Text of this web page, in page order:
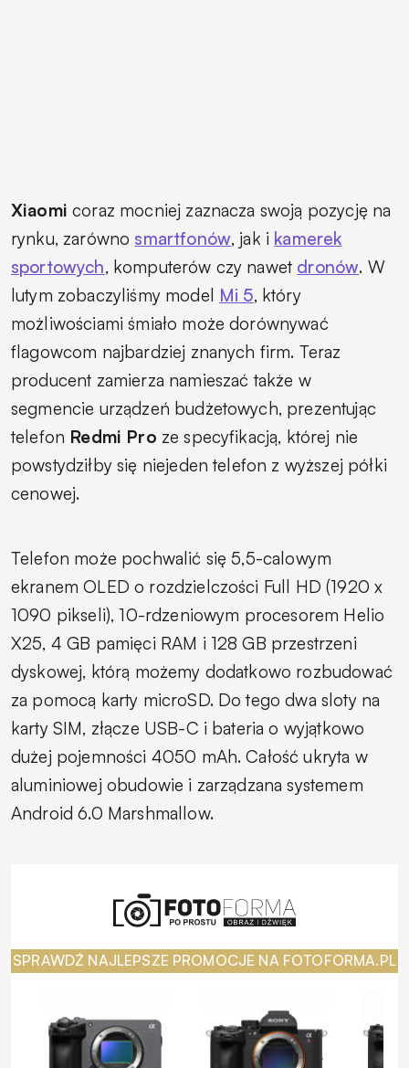
Xiaomi coraz mocniej zaznacza swoją pozycję na
rynku, zarówno smartfonów, jak i kamerek
sportowych, komputerów czy nawet dronów. W
lutym zobaczyliśmy model Mi 5, który
możliwościami śmiało może dorównywać
flagowcom najbardziej znanych firm. Teraz
producent zamierza namieszać także w
segmencie urządzeń budżetowych, prezentując
telefon Redmi Pro ze specyfikacją, której nie
powstydziłby się niejeden telefon z wyższej półki
cenowej.
Telefon może pochwalić się 5,5-calowym
ekranem OLED o rozdzielczości Full HD (1920 x
1090 pikseli), 10-rdzeniowym procesorem Helio
X25, 4 GB pamięci RAM i 128 GB przestrzeni
dyskowej, którą możemy dodatkowo rozbudować
za pomocą karty microSD. Do tego dwa sloty na
karty SIM, złącze USB-C i bateria o wyjątkowo
dużej pojemności 4050 mAh. Całość ukryta w
aluminiowej obudowie i zarządzana systemem
Android 6.0 Marshmallow.
SPRAWDŹ NAJLEPSZE PROMOCJE NA FOTOFORMA.PL